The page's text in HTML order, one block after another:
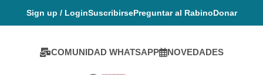
Sign up / LoginSuscribirsePreguntar al RabinoDonar
COMUNIDAD WHATSAPP NOVEDADES